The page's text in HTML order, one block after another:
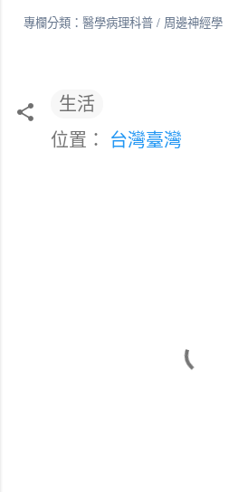
專欄分類：醫學病理科普 / 周邊神經學
生活
位置： 台灣臺灣